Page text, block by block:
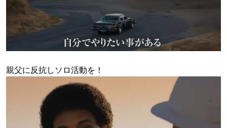
親父に反抗しソロ活動を！